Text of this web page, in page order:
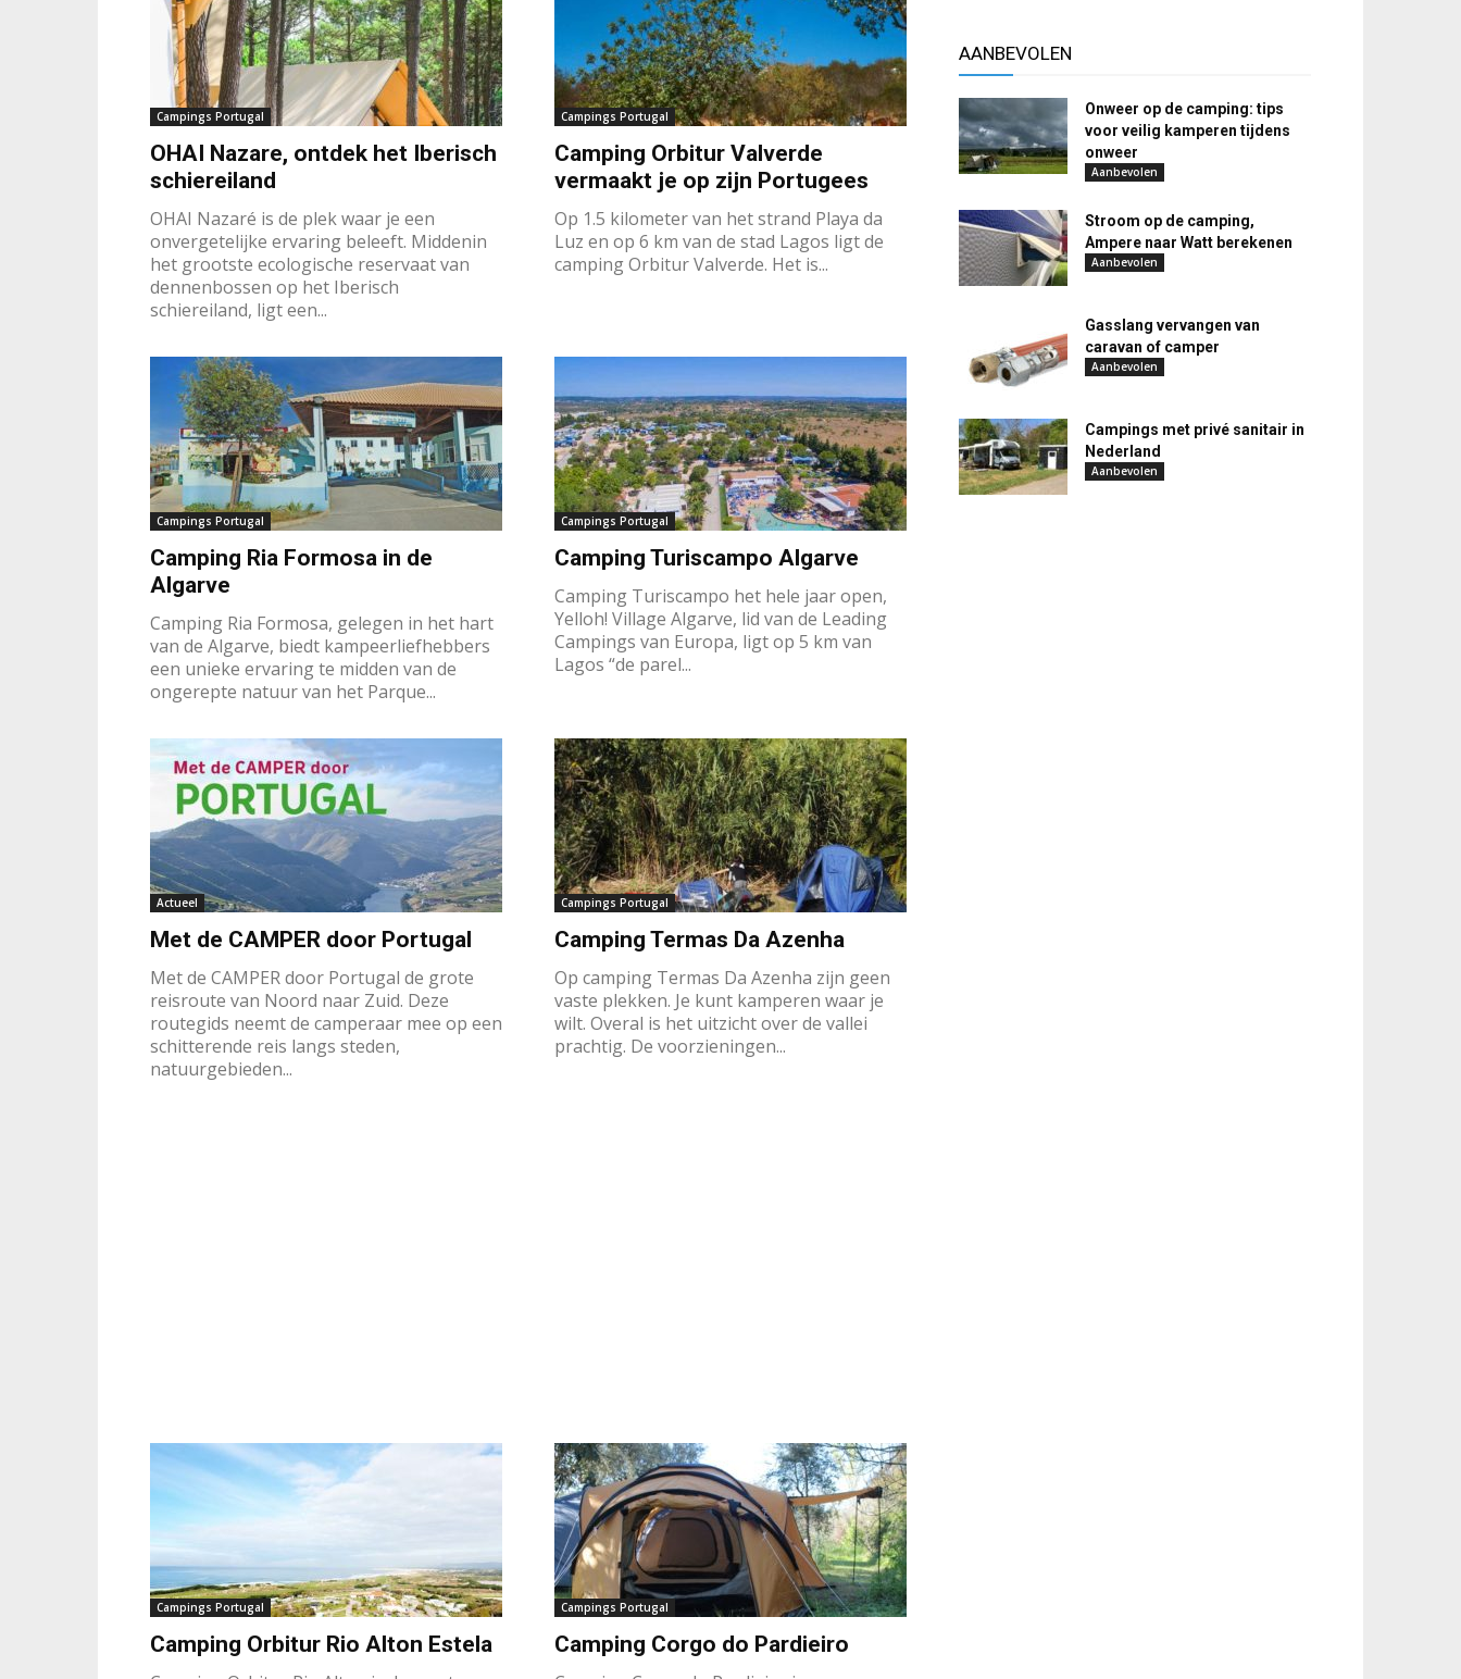
Campings Portugal
OHAI Nazare, ontdek het Iberisch
schiereiland
OHAI Nazaré is de plek waar je een
onvergetelijke ervaring beleeft. Middenin
het grootste ecologische reservaat van
dennenbossen op het Iberisch
schiereiland, ligt een...
Campings Portugal
Camping Orbitur Valverde
vermaakt je op zijn Portugees
Op 1.5 kilometer van het strand Playa da
Luz en op 6 km van de stad Lagos ligt de
camping Orbitur Valverde. Het is...
Campings Portugal
Camping Ria Formosa in de
Algarve
Camping Ria Formosa, gelegen in het hart
van de Algarve, biedt kampeerliefhebbers
een unieke ervaring te midden van de
ongerepte natuur van het Parque...
Campings Portugal
Camping Turiscampo Algarve
Camping Turiscampo het hele jaar open,
Yelloh! Village Algarve, lid van de Leading
Campings van Europa, ligt op 5 km van
Lagos “de parel...
Actueel
Met de CAMPER door Portugal
Met de CAMPER door Portugal de grote
reisroute van Noord naar Zuid. Deze
routegids neemt de camperaar mee op een
schitterende reis langs steden,
natuurgebieden...
Campings Portugal
Camping Termas Da Azenha
Op camping Termas Da Azenha zijn geen
vaste plekken. Je kunt kamperen waar je
wilt. Overal is het uitzicht over de vallei
prachtig. De voorzieningen...
Campings Portugal
Camping Orbitur Rio Alton Estela
Campings Portugal
Camping Corgo do Pardieiro
AANBEVOLEN
Onweer op de camping: tips
voor veilig kamperen tijdens
onweer
Aanbevolen
Stroom op de camping,
Ampere naar Watt berekenen
Aanbevolen
Gasslang vervangen van
caravan of camper
Aanbevolen
Campings met privé sanitair in
Nederland
Aanbevolen